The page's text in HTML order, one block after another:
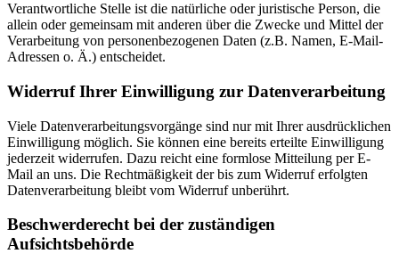
Verantwortliche Stelle ist die natürliche oder juristische Person, die
allein oder gemeinsam mit anderen über die Zwecke und Mittel der
Verarbeitung von personenbezogenen Daten (z.B. Namen, E-Mail-
Adressen o. Ä.) entscheidet.
Widerruf Ihrer Einwilligung zur Datenverarbeitung
Viele Datenverarbeitungsvorgänge sind nur mit Ihrer ausdrücklichen
Einwilligung möglich. Sie können eine bereits erteilte Einwilligung
jederzeit widerrufen. Dazu reicht eine formlose Mitteilung per E-
Mail an uns. Die Rechtmäßigkeit der bis zum Widerruf erfolgten
Datenverarbeitung bleibt vom Widerruf unberührt.
Beschwerderecht bei der zuständigen
Aufsichtsbehörde